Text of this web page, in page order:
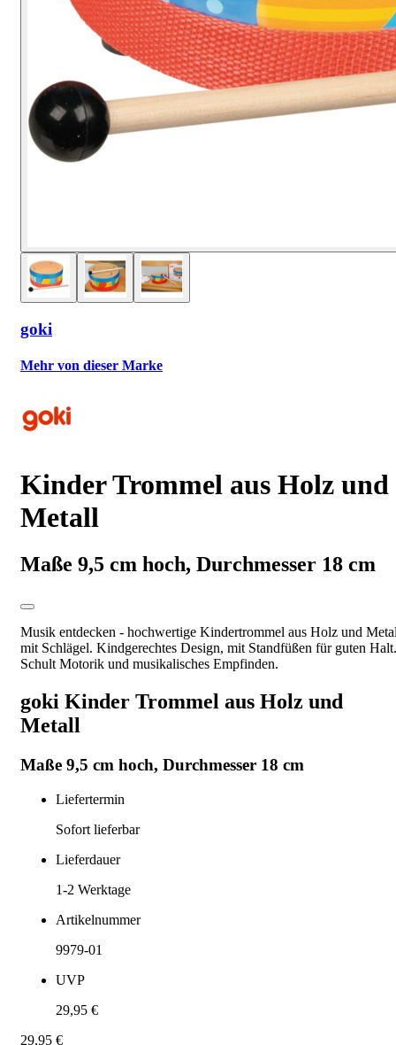
goki
Mehr von dieser Marke
Kinder Trommel aus Holz und
Metall
Maße 9,5 cm hoch, Durchmesser 18 cm
Musik entdecken - hochwertige Kindertrommel aus Holz und
mit Schlägel. Kindgerechtes Design, mit Standfüßen für guten Halt.
Schult Motorik und musikalisches Empfinden.
goki Kinder Trommel aus Holz und
Metall
Maße 9,5 cm hoch, Durchmesser 18 cm
Liefertermin
Sofort lieferbar
Lieferdauer
1-2 Werktage
Artikelnummer
9979-01
UVP
29,95 €
29,95 €